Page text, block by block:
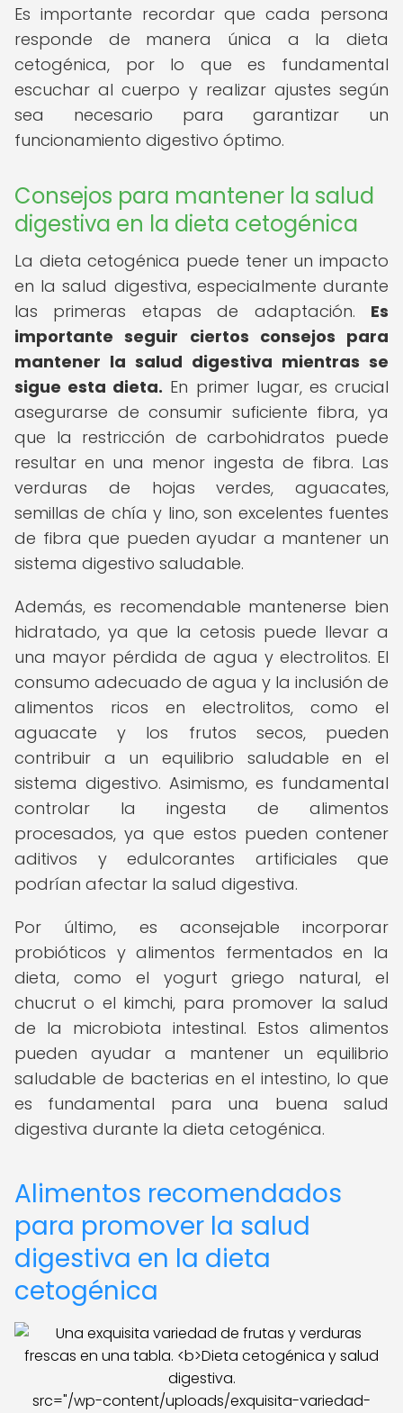
Es importante recordar que cada persona
responde de manera única a la dieta
cetogénica, por lo que es fundamental
escuchar al cuerpo y realizar ajustes según
sea necesario para garantizar un
funcionamiento digestivo óptimo.
Consejos para mantener la salud
digestiva en la dieta cetogénica
La dieta cetogénica puede tener un impacto
en la salud digestiva, especialmente durante
las primeras etapas de adaptación. Es
importante seguir ciertos consejos para
mantener la salud digestiva mientras se
sigue esta dieta. En primer lugar, es crucial
asegurarse de consumir suficiente fibra, ya
que la restricción de carbohidratos puede
resultar en una menor ingesta de fibra. Las
verduras de hojas verdes, aguacates,
semillas de chía y lino, son excelentes fuentes
de fibra que pueden ayudar a mantener un
sistema digestivo saludable.
Además, es recomendable mantenerse bien
hidratado, ya que la cetosis puede llevar a
una mayor pérdida de agua y electrolitos. El
consumo adecuado de agua y la inclusión de
alimentos ricos en electrolitos, como el
aguacate y los frutos secos, pueden
contribuir a un equilibrio saludable en el
sistema digestivo. Asimismo, es fundamental
controlar la ingesta de alimentos
procesados, ya que estos pueden contener
aditivos y edulcorantes artificiales que
podrían afectar la salud digestiva.
Por último, es aconsejable incorporar
probióticos y alimentos fermentados en la
dieta, como el yogurt griego natural, el
chucrut o el kimchi, para promover la salud
de la microbiota intestinal. Estos alimentos
pueden ayudar a mantener un equilibrio
saludable de bacterias en el intestino, lo que
es fundamental para una buena salud
digestiva durante la dieta cetogénica.
Alimentos recomendados
para promover la salud
digestiva en la dieta
cetogénica
src="/wp-content/uploads/exquisita-variedad-